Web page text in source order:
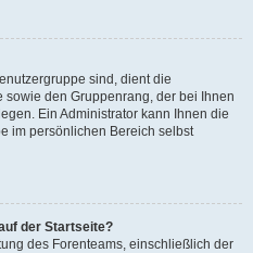
sind, dient die
sowie den Gruppenrang, der bei Ihnen
Ein Administrator kann Ihnen die
im persönlichen Bereich selbst
der Startseite?
des Forenteams, einschließlich der